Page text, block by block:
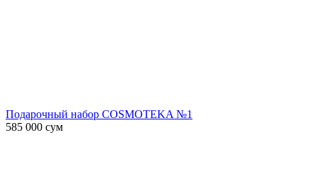
Подарочный набор COSMOTEKA №1
585 000 сум